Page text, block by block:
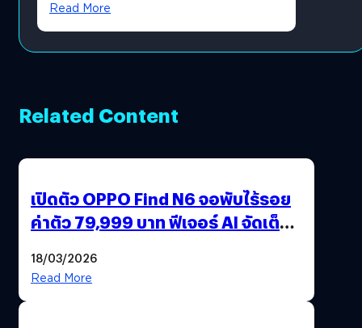
Read More
Related Content
เปิดตัว OPPO Find N6 จอพับไร้รอย
ค่าตัว 79,999 บาท ฟีเจอร์ AI จัดเต็ม
18/03/2026
Read More